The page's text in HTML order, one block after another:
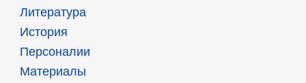
Литература
История
Персоналии
Материалы